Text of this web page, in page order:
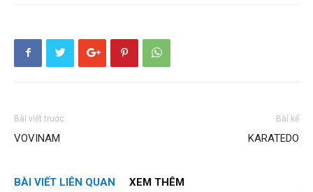
Bài viết trước
VOVINAM
Bài kế
KARATEDO
BÀI VIẾT LIÊN QUAN XEM THÊM